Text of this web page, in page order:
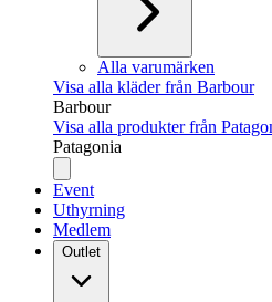
Alla varumärken
Visa alla kläder från Barbour
Barbour
Visa alla produkter från
Patagonia
Event
Uthyrning
Medlem
Outlet